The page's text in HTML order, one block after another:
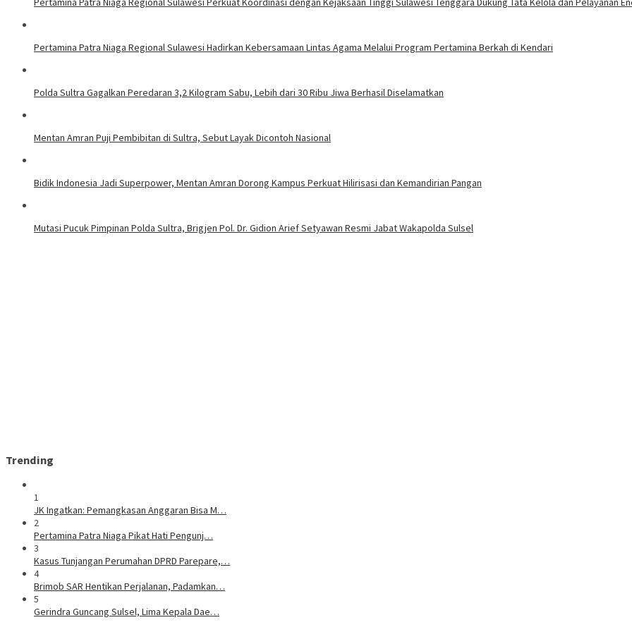
Pertamina Patra Niaga Regional Sulawesi Hadirkan Kebersamaan Lintas Agama Melalui Program Pertamina Berkah di Kendari
Polda Sultra Gagalkan Peredaran 3,2 Kilogram Sabu, Lebih dari 30 Ribu Jiwa Berhasil Diselamatkan
Mentan Amran Puji Pembibitan di Sultra, Sebut Layak Dicontoh Nasional
Bidik Indonesia Jadi Superpower, Mentan Amran Dorong Kampus Perkuat Hilirisasi dan Kemandirian Pangan
Mutasi Pucuk Pimpinan Polda Sultra, Brigjen Pol. Dr. Gidion Arief Setyawan Resmi Jabat Wakapolda Sulsel
Trending
1
JK Ingatkan: Pemangkasan Anggaran Bisa M…
2
Pertamina Patra Niaga Pikat Hati Pengunj…
3
Kasus Tunjangan Perumahan DPRD Parepare,…
4
Brimob SAR Hentikan Perjalanan, Padamkan…
5
Gerindra Guncang Sulsel, Lima Kepala Dae…